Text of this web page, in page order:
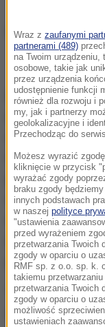
Dziennik
na drogach
do61 proc.(w
Generalnej
porównała
miesiąca.
np. przez
(w ciągu całej
podczas gdy
"Wydawałoby
drogach też
Wraz z zaufanymi
partnerami (489)
na Twoim
osobowe, takie jak
przez urządzenia
udostępnienie funkcji
również dla rozwoju i
my, jak i partnerzy
geolokalizacyjne i
Przechodząc do
Możesz wyrazić
kliknięcie w przycisk
wyrażać zgody
braku zgody
innych podstawach
w naszej polityce
"ustawienia
przed wyrażeniem
przetwarzania Twoich
zgody w oparciu o
RMF sp. z o.o. sp. k.
takiemu
przetwarzania Twoich
zgody w oparciu o
możliwość
ustawieniach